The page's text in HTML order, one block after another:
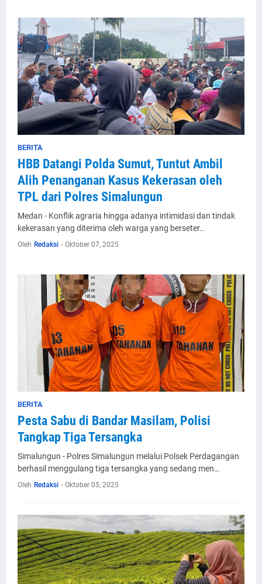
BERITA
HBB Datangi Polda Sumut, Tuntut Ambil
Alih Penanganan Kasus Kekerasan oleh
TPL dari Polres Simalungun
Medan - Konflik agraria hingga adanya intimidasi dan tindak
kekerasan yang diterima oleh warga yang berseter…
Oleh Redaksi - Oktober 07, 2025
BERITA
Pesta Sabu di Bandar Masilam, Polisi
Tangkap Tiga Tersangka
Simalungun - Polres Simalungun melalui Polsek Perdagangan
berhasil menggulang tiga tersangka yang sedang men…
Oleh Redaksi - Oktober 05, 2025